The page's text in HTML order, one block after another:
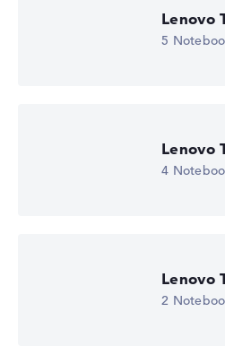
Lenovo
5
Lenovo
4
Lenovo
2